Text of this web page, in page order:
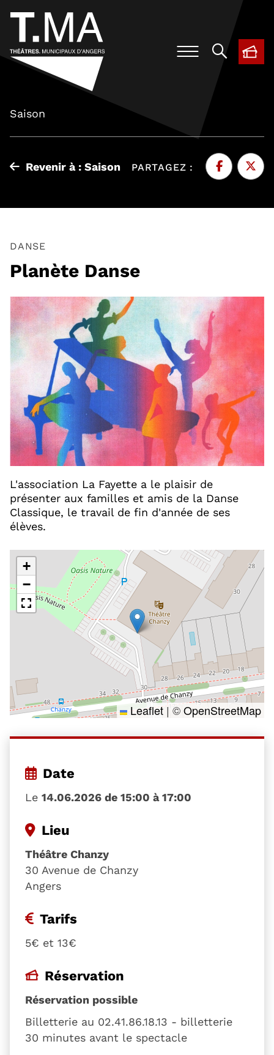
,
Saison
Revenir à : Saison PARTAGEZ :
DANSE
Planète Danse
L'association La Fayette a le plaisir de
présenter aux familles et amis de la Danse
Classique, le travail de fin d'année de ses
élèves.
+
−
Leaflet | ©OpenStreetMap
Date
Le 14.06.2026 de 15:00 à 17:00
Lieu
Théâtre Chanzy
30 Avenue de Chanzy
Angers
Tarifs
5€ et 13€
Réservation
Réservation possible
Billetterie au 02.41.86.18.13 - billetterie
30 minutes avant le spectacle